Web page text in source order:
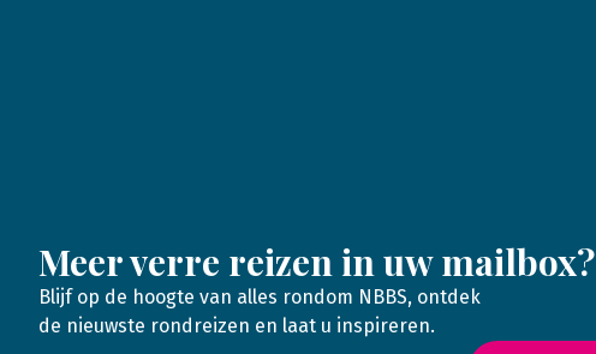
Meer verre reizen in uw mailbox?
Blijf op de hoogte van alles rondom NBBS, ontdek
de nieuwste rondreizen en laat u inspireren.